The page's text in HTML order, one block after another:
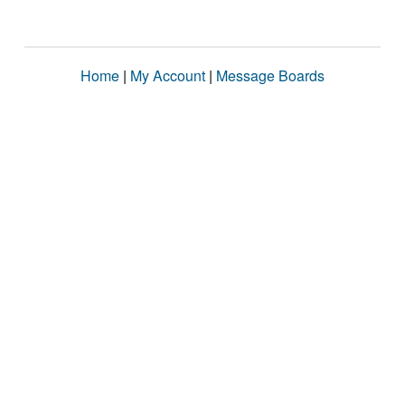
Home | My Account | Message Boards